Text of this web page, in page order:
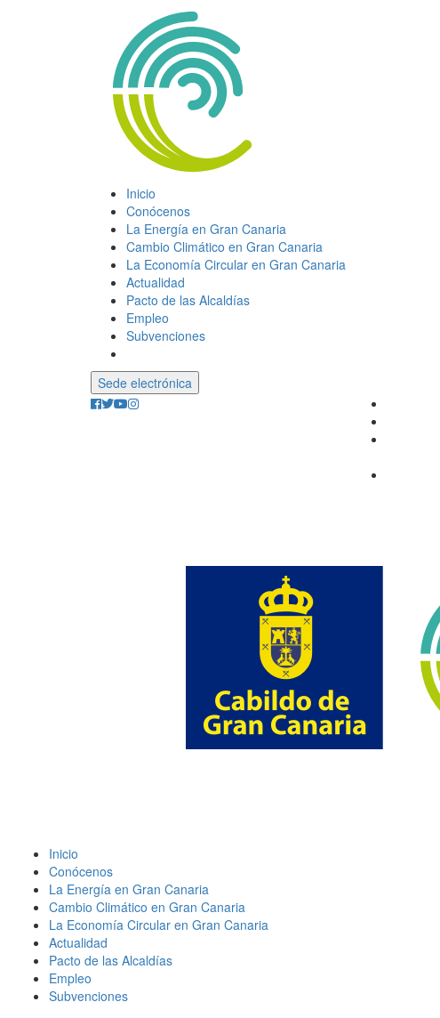
Inicio
Conócenos
La Energía en Gran Canaria
Cambio Climático en Gran Canaria
La Economía Circular en Gran Canaria
Actualidad
Pacto de las Alcaldías
Empleo
Subvenciones
Sede electrónica
Inicio
Conócenos
La Energía en Gran Canaria
Cambio Climático en Gran Canaria
La Economía Circular en Gran Canaria
Actualidad
Pacto de las Alcaldías
Empleo
Subvenciones